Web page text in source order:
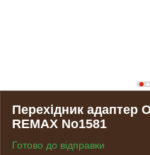
Перехідник адаптер
REMAX No1581
Готово до відправки